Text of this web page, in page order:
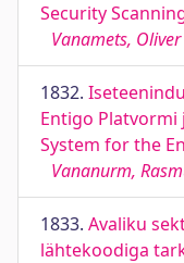
Security
Vanamets, Oliver
1832.
Entigo Platvormi
System for the
Vananurm,
1833. Avaliku
lähtekoodiga